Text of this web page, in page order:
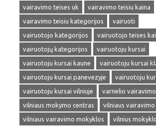
vairavimo teises uk
vairavimo teisiu kaina
vairavimo teisiu kategorijos
vairuoti
vairuotojo kategorijos
vairuotojo teises
vairuotojų kategorijos
vairuotoju kursai
vairuotoju kursai kaune
vairuotoju kursai
vairuotoju kursai panevezyje
vairuotoju
vairuotoju kursai vilniuje
varnelio
vilniaus mokymo centras
vilniaus
vilniaus vairavimo mokyklos
vilnius